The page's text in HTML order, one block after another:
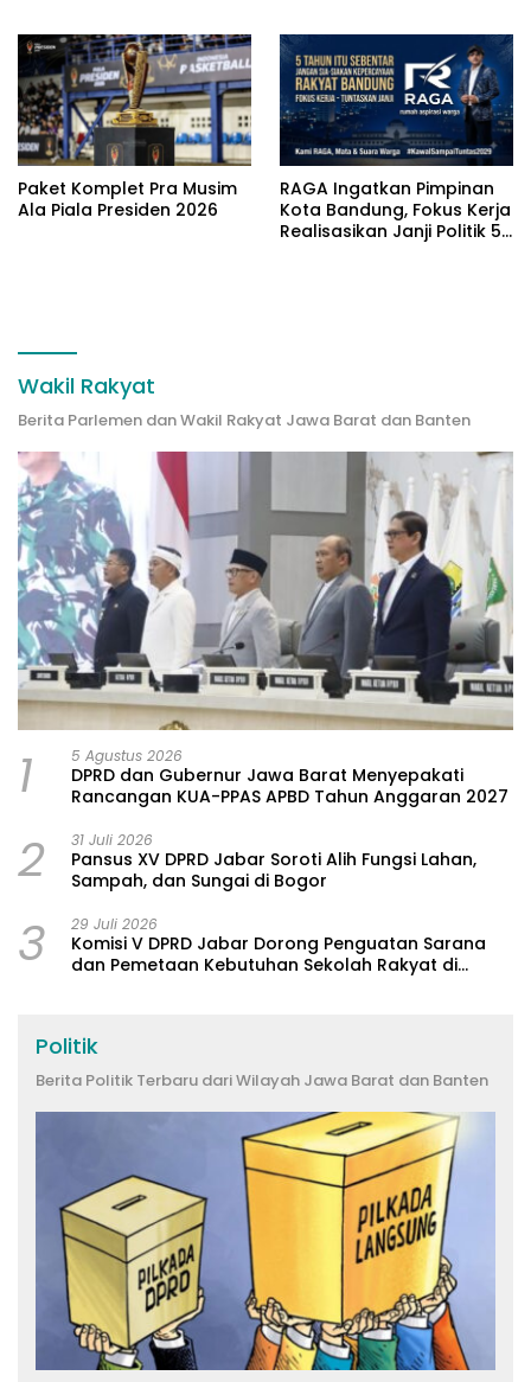
Paket Komplet Pra Musim
Ala Piala Presiden 2026
RAGA Ingatkan Pimpinan
Kota Bandung, Fokus Kerja
Realisasikan Janji Politik 5
Wakil Rakyat
Berita Parlemen dan Wakil Rakyat Jawa Barat dan Banten
1 5 Agustus 2026
DPRD dan Gubernur Jawa Barat Menyepakati
Rancangan KUA-PPAS APBD Tahun Anggaran 2027
2 31 Juli 2026
Pansus XV DPRD Jabar Soroti Alih Fungsi Lahan,
Sampah, dan Sungai di Bogor
3 29 Juli 2026
Komisi V DPRD Jabar Dorong Penguatan Sarana
dan Pemetaan Kebutuhan Sekolah Rakyat di
Politik
Berita Politik Terbaru dari Wilayah Jawa Barat dan Banten